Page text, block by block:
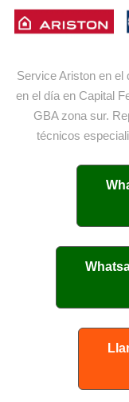
Service Ariston en
en el día en Capital
GBA zona sur.
técnicos